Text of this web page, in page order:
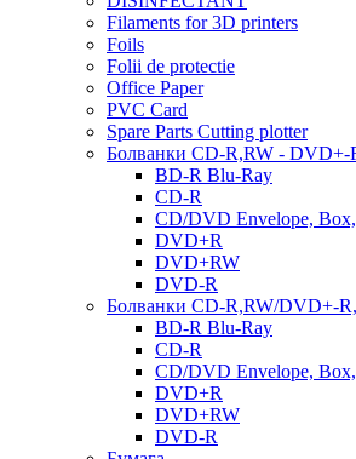
Filaments for 3D printers
Foils
Folii de protectie
Office Paper
PVC Card
Spare Parts Cutting plotter
Болванки CD-R,RW - DVD+-
BD-R Blu-Ray
CD-R
CD/DVD Envelope,
DVD+R
DVD+RW
DVD-R
Болванки CD-R,RW/DVD+-
BD-R Blu-Ray
CD-R
CD/DVD Envelope,
DVD+R
DVD+RW
DVD-R